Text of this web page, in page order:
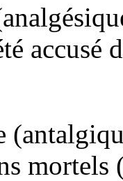
accusé
mortels